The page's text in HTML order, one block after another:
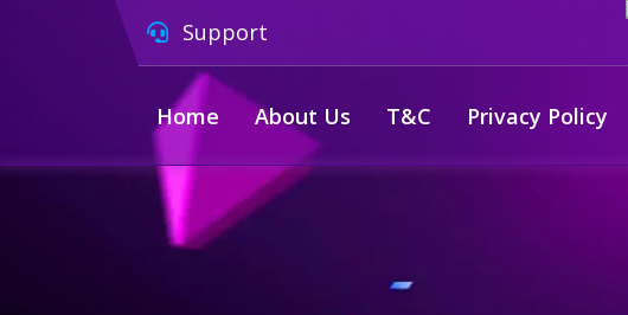
Support
Home About Us T&C Privacy Policy